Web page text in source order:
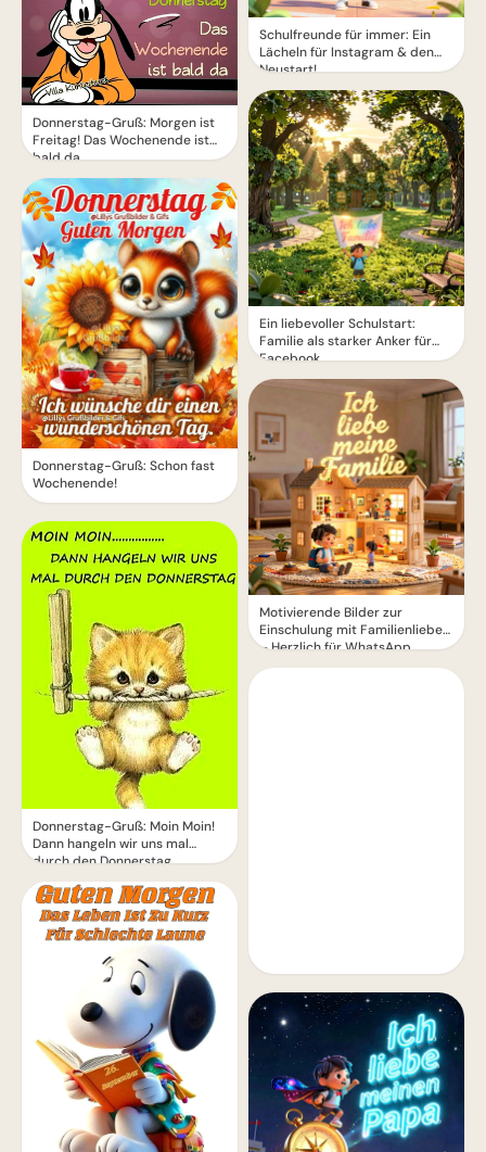
Donnerstag-Gruß: Morgen ist
Freitag! Das Wochenende ist
bald da
Donnerstag-Gruß: Schon fast
Wochenende!
Donnerstag-Gruß: Moin Moin!
Dann hangeln wir uns mal
durch den Donnerstag
Schulfreunde für immer: Ein
Lächeln für Instagram & den
Neustart!
Ein liebevoller Schulstart:
Familie als starker Anker für
Facebook
Motivierende Bilder zur
Einschulung mit Familienliebe
– Herzlich für WhatsApp